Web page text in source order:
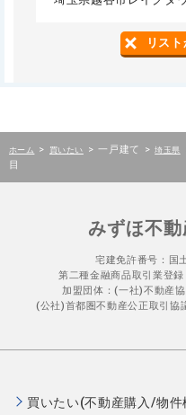
リス
ホーム > 買いたい > 一戸建て > 埼玉県
目
みずほ不
宅建免許番号：国
第二種金融商品取引業登
加盟団体：(一社)不動産
(公社)首都圏不動産公正取引
買いたい(不動産購入/物件